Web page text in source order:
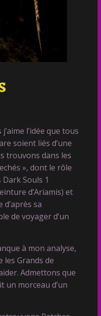
l’idée que tous
soient liés d’une
trouvons dans les
», dont le rôle
Souls 1
d’Ariamis) et
sa
de voyager d’un
à mon analyse,
les Grands de
Admettons que
un morceau d’un